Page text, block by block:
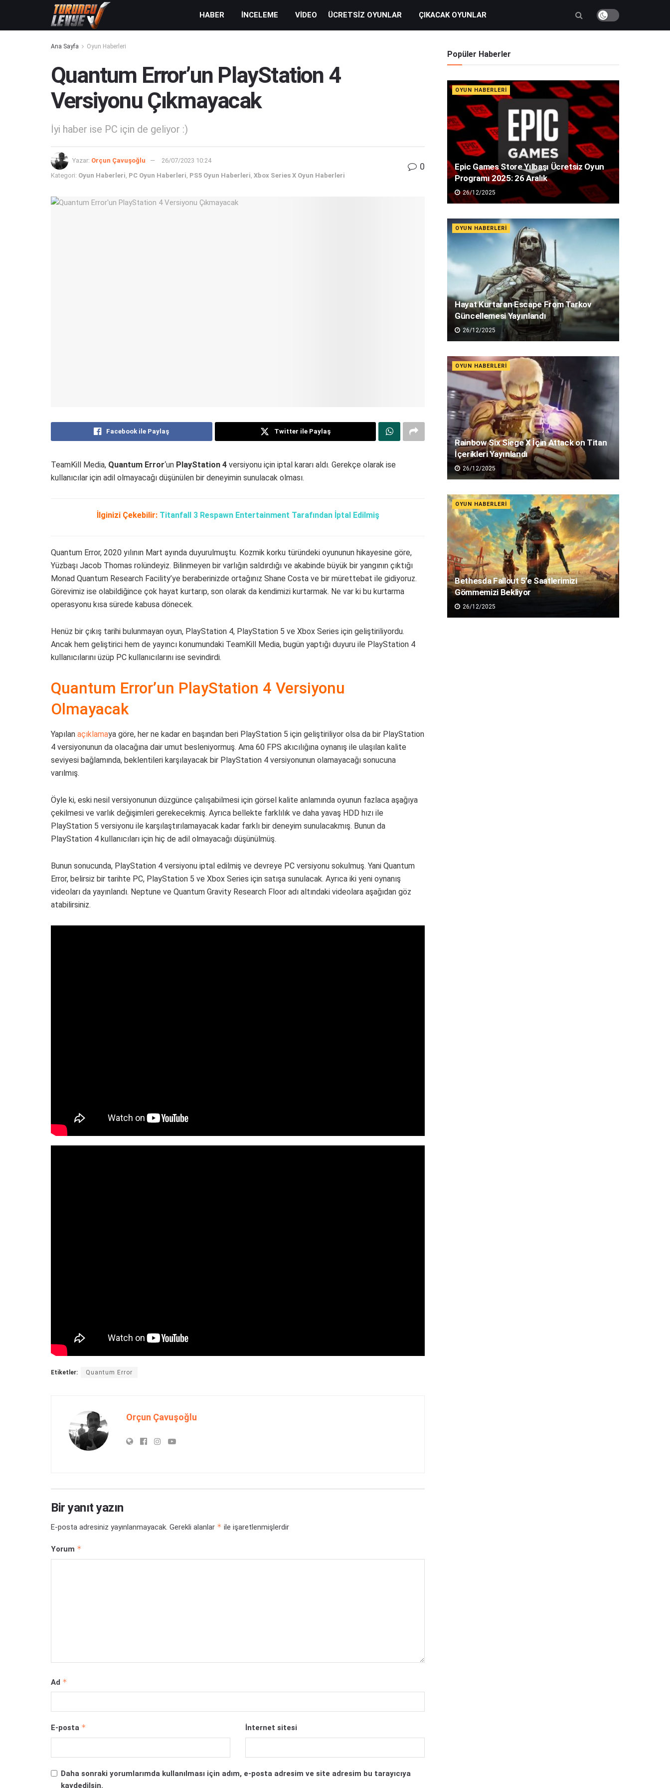
HABER İNCELEME VIDEO ÜCRETSIZ OYUNLAR ÇIKACAK OYUNLAR
Ana Sayfa Oyun Haberleri
Quantum Error’un PlayStation 4
Versiyonu Çıkmayacak
İyi haber ise PC için de geliyor :)
Yazar: Orçun Çavuşoğlu 26/07/2023 10:24
Kategori: Oyun Haberleri, PC Oyun Haberleri, PS5 Oyun Haberleri, Xbox Series X Oyun Haberleri
0
Facebook ile Paylaş Twitter ile Paylaş
TeamKill Media, Quantum Error‘un PlayStation 4 versiyonu için iptal kararı aldı. Gerekçe olarak ise
kullanıcılar için adil olmayacağı düşünülen bir deneyimin sunulacak olması.
İlginizi Çekebilir: Titanfall 3 Respawn Entertainment Tarafından İptal Edilmiş
Quantum Error, 2020 yılının Mart ayında duyurulmuştu. Kozmik korku türündeki oyununun hikayesine göre,
Yüzbaşı Jacob Thomas rolündeyiz. Bilinmeyen bir varlığın saldırdığı ve akabinde büyük bir yangının çıktığı
Monad Quantum Research Facility’ye beraberinizde ortağınız Shane Costa ve bir mürettebat ile gidiyoruz.
Görevimiz ise olabildiğince çok hayat kurtarıp, son olarak da kendimizi kurtarmak. Ne var ki bu kurtarma
operasyonu kısa sürede kabusa dönecek.
Henüz bir çıkış tarihi bulunmayan oyun, PlayStation 4, PlayStation 5 ve Xbox Series için geliştiriliyordu.
Ancak hem geliştirici hem de yayıncı konumundaki TeamKill Media, bugün yaptığı duyuru ile PlayStation 4
kullanıcılarını üzüp PC kullanıcılarını ise sevindirdi.
Quantum Error’un PlayStation 4 Versiyonu
Olmayacak
Yapılan açıklamaya göre, her ne kadar en başından beri PlayStation 5 için geliştiriliyor olsa da bir PlayStation
4 versiyonunun da olacağına dair umut besleniyormuş. Ama 60 FPS akıcılığına oynanış ile ulaşılan kalite
seviyesi bağlamında, beklentileri karşılayacak bir PlayStation 4 versiyonunun olamayacağı sonucuna
varılmış.
Öyle ki, eski nesil versiyonunun düzgünce çalışabilmesi için görsel kalite anlamında oyunun fazlaca aşağıya
çekilmesi ve varlık değişimleri gerekecekmiş. Ayrıca bellekte farklılık ve daha yavaş HDD hızı ile
PlayStation 5 versiyonu ile karşılaştırılamayacak kadar farklı bir deneyim sunulacakmış. Bunun da
PlayStation 4 kullanıcıları için hiç de adil olmayacağı düşünülmüş.
Bunun sonucunda, PlayStation 4 versiyonu iptal edilmiş ve devreye PC versiyonu sokulmuş. Yani Quantum
Error, belirsiz bir tarihte PC, PlayStation 5 ve Xbox Series için satışa sunulacak. Ayrıca iki yeni oynanış
videoları da yayınlandı. Neptune ve Quantum Gravity Research Floor adı altındaki videolara aşağıdan göz
atabilirsiniz.
Etiketler: Quantum Error
Orçun Çavuşoğlu
Bir yanıt yazın
E-posta adresiniz yayınlanmayacak. Gerekli alanlar * ile işaretlenmişlerdir
Yorum *
Ad *
E-posta * İnternet sitesi
Daha sonraki yorumlarımda kullanılması için adım, e-posta adresim ve site adresim bu tarayıcıya
kaydedilsin.
Popüler Haberler
OYUN HABERLERI
Epic Games Store Yılbaşı Ücretsiz Oyun
Programı 2025: 26 Aralık
26/12/2025
OYUN HABERLERI
Hayat Kurtaran Escape From Tarkov
Güncellemesi Yayınlandı
26/12/2025
OYUN HABERLERI
Rainbow Six Siege X İçin Attack on Titan
İçerikleri Yayınlandı
26/12/2025
OYUN HABERLERI
Bethesda Fallout 5’e Saatlerimizi
Gömmemizi Bekliyor
26/12/2025